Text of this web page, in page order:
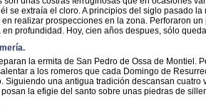
se extraía el cloro. A principios del siglo pasado
realizar prospecciones en la zona. Perforaron
profundidad. Hoy, cien años despues, sólo
la ermita de San Pedro de Ossa de Montiel.
a los romeros que cada Domingo de
Siguiendo una antigua tradición descansan cuatro
la efigie del santo sobre unas piedras de